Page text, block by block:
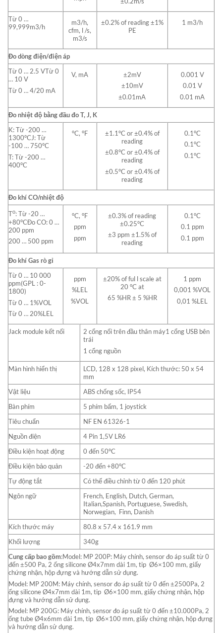
Từ 0 …
99,999m3/h
m3/h,
cfm, l /s,
m3/s
±0.2% of reading ±1%
PE
1 m3/h
Đo dòng điện/điện áp
Từ 0 … 2.5 VTừ 0
… 10 V
Từ 0 … 4/20 mA
V, mA
±2mV
±10mV
±0.01mA
0.001 V
0.01 V
0.01 mA
Đo nhiệt độ bằng đầu đo T, J, K
K: Từ -200 …
1300°CJ: Từ
-100 … 750°C
T: Từ -200 …
400°C
°C, °F
±1.1°C or ±0.4% of
reading
±0.8°C or ±0.4% of
reading
±0.5°C or ±0.4% of
reading
0.1°C
0.1°C
0.1°C
Đo khí CO/nhiệt độ
To: Từ -20 …
+80°CĐo CO: 0 …
200 ppm
200 … 500 ppm
°C, °F
ppm
ppm
±0.3% of reading
±0.25°C
±3 ppm ±1.5% of
reading
0.1°C
0.1 ppm
0.1 ppm
Đo khí Gas rò gỉ
Từ 0 … 10 000
ppm(GPL : 0-
1800)
Từ 0 … 1%VOL
Từ 0 … 20%LEL
ppm
%LEL
%VOL
±20% of ful l scale at
20 °C at
65 %HR ± 5 %HR
1 ppm
0,001 %VOL
0,01 %LEL
Jack module kết nối
2 cổng nối trên đầu thân máy1 cổng USB bên
trái
1 cổng nguồn
Màn hình hiển thị
LCD, 128 x 128 pixel, Kích thước: 50 x 54
mm
Vật liệu
ABS chống sốc, IP54
Bàn phím
5 phím bấm, 1 joystick
Tiêu chuẩn
NF EN 61326-1
Nguồn điện
4 Pin 1,5V LR6
Điều kiện hoạt động
0 đến 50°C
Điều kiện bảo quản
-20 đến +80°C
Tự động tắt
Có thể điều chỉnh từ 0 đến 120 phút
Ngôn ngữ
French, English, Dutch, German,
Italian,Spanish, Portuguese, Swedish,
Norwegian, Finn, Danish
Kích thước máy
80.8 x 57.4 x 161.9 mm
Khối lượng
340g
Cung cấp bao gồm:Model: MP 200P: Máy chính, sensor đo áp suất từ 0
đến ±500 Pa, 2 ống silicone Ø4x7mm dài 1m, tip Ø6×100 mm, giấy
chứng nhận, hộp đựng và hướng dẫn sử dụng.
Model: MP 200M: Máy chính, sensor đo áp suất từ 0 đến ±2500Pa, 2
ống silicone Ø4x7mm dài 1m, tip Ø6×100 mm, giấy chứng nhận, hộp
đựng và hướng dẫn sử dụng.
Model: MP 200G: Máy chính, sensor đo áp suất từ 0 đến ±10.000Pa, 2
ống tube Ø4x6mm dài 1m, tip Ø6×100 mm, giấy chứng nhận, hộp đựng
và hướng dẫn sử dụng.